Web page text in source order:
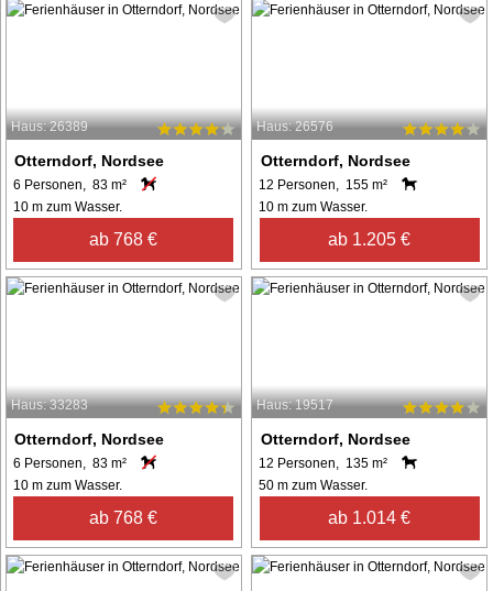
Haus: 26389
Otterndorf, Nordsee
6 Personen, 83 m²
10 m zum Wasser.
ab 768 €
Haus: 26576
Otterndorf, Nordsee
12 Personen, 155 m²
10 m zum Wasser.
ab 1.205 €
Haus: 33283
Otterndorf, Nordsee
6 Personen, 83 m²
10 m zum Wasser.
ab 768 €
Haus: 19517
Otterndorf, Nordsee
12 Personen, 135 m²
50 m zum Wasser.
ab 1.014 €